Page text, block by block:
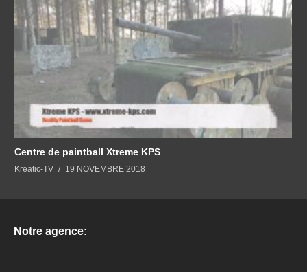
Centre de paintball Xtreme KPS
Kreatic-TV 19 NOVEMBRE 2018
Notre agence: